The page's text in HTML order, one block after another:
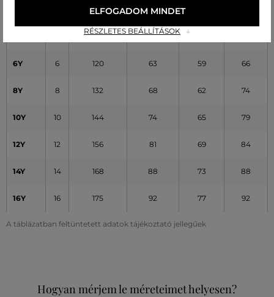
A táblázatban feltüntetett adatok tájékoztató jellegűek
(cm) (cm)
106 57
6Y 6 120 63 59 66
8Y 8 132 68 62 74
10Y 10 144 74 65 79
12Y 12 156 81 69 84
14Y 14 168 88 73 88
16Y 16 175 92 77 92
Hogyan mérjem le méreteimet helyesen?
RÉSZLETES BEÁLLÍTÁSOK
ELFOGADOM MINDET